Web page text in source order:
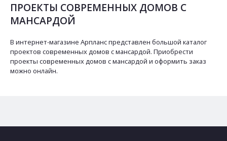
ПРОЕКТЫ СОВРЕМЕННЫХ ДОМОВ С
МАНСАРДОЙ
В интернет-магазине Арпланс представлен большой каталог
проектов современных домов с мансардой. Приобрести
проекты современных домов с мансардой и оформить заказ
можно онлайн.